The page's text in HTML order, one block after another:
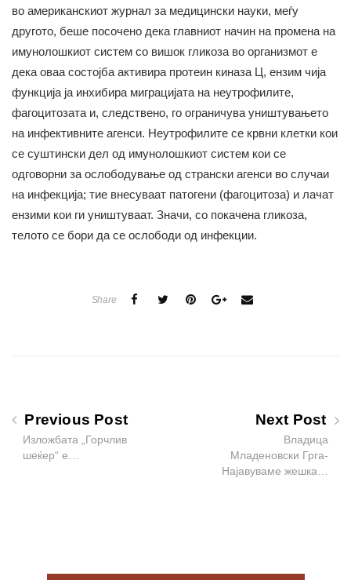
во американскиот журнал за медицински науки, меѓу
другото, беше посочено дека главниот начин на промена на
имунолошкиот систем со вишок гликоза во организмот е
дека оваа состојба активира протеин киназа Ц, ензим чија
функција ја инхибира миграцијата на неутрофилите,
фагоцитозата и, следствено, го ограничува уништувањето
на инфективните агенси. Неутрофилите се крвни клетки кои
се суштински дел од имунолошкиот систем кои се
одговорни за ослободување од странски агенси во случаи
на инфекција; тие внесуваат патогени (фагоцитоза) и лачат
ензими кои ги уништуваат. Значи, со покачена гликоза,
телото се бори да се ослободи од инфекции.
Share
Previous Post
Изложбата „Горчлив
шеќер“ е…
Next Post
Владица
Младеновски Грга-
Најавуваме жешка…